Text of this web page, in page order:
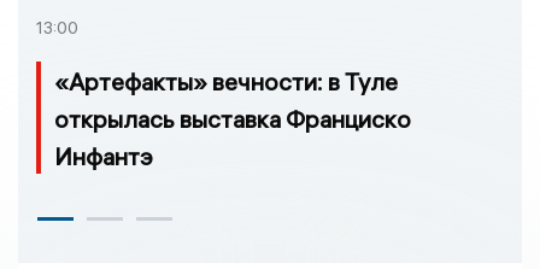
13:00
«Артефакты» вечности: в Туле
открылась выставка Франциско
Инфантэ